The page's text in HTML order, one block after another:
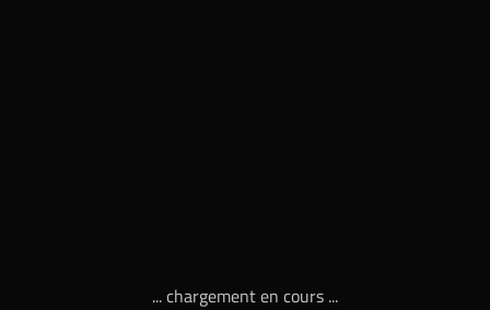
... chargement en cours ...